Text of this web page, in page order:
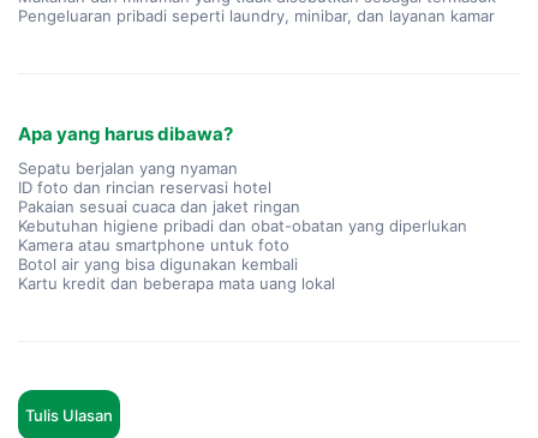
Pengeluaran pribadi seperti laundry, minibar, dan layanan kamar
Apa yang harus dibawa?
Sepatu berjalan yang nyaman
ID foto dan rincian reservasi hotel
Pakaian sesuai cuaca dan jaket ringan
Kebutuhan higiene pribadi dan obat-obatan yang diperlukan
Kamera atau smartphone untuk foto
Botol air yang bisa digunakan kembali
Kartu kredit dan beberapa mata uang lokal
Tulis Ulasan